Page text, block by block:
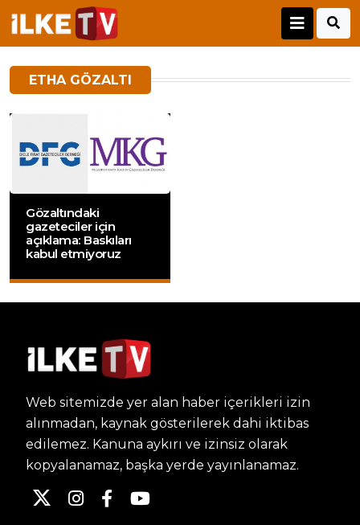
ETHA GÖZALTI
Gözaltındaki
gazeteciler için
açıklama: Baskıları
kabul etmiyoruz
Web sitemizde yer alan haber içerikleri izin
alınmadan, kaynak gösterilerek dahi iktibas
edilemez. Kanuna aykırı ve izinsiz olarak
kopyalanamaz, başka yerde yayınlanamaz.